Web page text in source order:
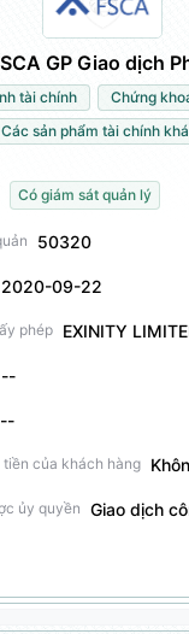
GP Giao dịch
tài chính Chứng
Các sản phẩm tài chính
Có giám sát quản lý
50320
2020-09-22
phép EXINITY
--
--
của khách hàng
ủy quyền